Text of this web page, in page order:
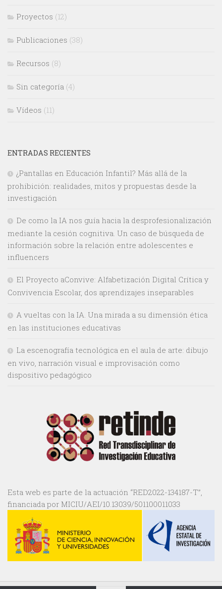
Proyectos (12)
Publicaciones (38)
Recursos (8)
Sin categoría (4)
Vídeos (11)
ENTRADAS RECIENTES
¿Pantallas en Educación Infantil? Más allá de la
prohibición: realidades, mitos y propuestas desde la
investigación
De como la IA nos guía hacia la desprofesionalización
mediante la cesión cognitiva. Un caso de búsqueda de
información sobre la relación entre adolescentes e
influencers
El Proyecto aConvive: Alfabetización Digital Crítica y
Convivencia Escolar, dos aprendizajes inseparables
A vueltas con la IA. Una mirada a su dimensión ética
en las instituciones educativas
La escenografía tecnológica en el aula de arte: dibujo
en vivo, narración visual e improvisación como
dispositivo pedagógico
Esta web es parte de la actuación “RED2022-134187-T”,
financiada por MICIU/AEI/10.13039/501100011033